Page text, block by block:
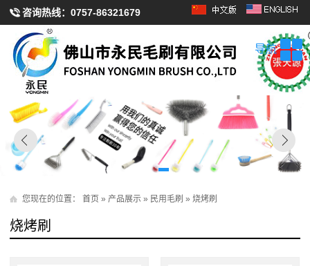
咨询热线： 0757-86321679
导航
您现在的位置： 首页 » 产品展示 » 民用毛刷 » 烧烤刷
烧烤刷